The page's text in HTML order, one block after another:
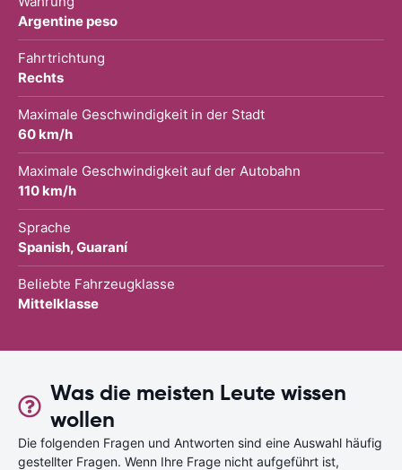
Argentine peso
Fahrtrichtung
Rechts
Maximale Geschwindigkeit in der Stadt
60 km/h
Maximale Geschwindigkeit auf der Autobahn
110 km/h
Sprache
Spanish, Guaraní
Beliebte Fahrzeugklasse
Mittelklasse
Was die meisten Leute wissen
wollen
Die folgenden Fragen und Antworten sind eine Auswahl häufig
gestellter Fragen. Wenn Ihre Frage nicht aufgeführt ist,